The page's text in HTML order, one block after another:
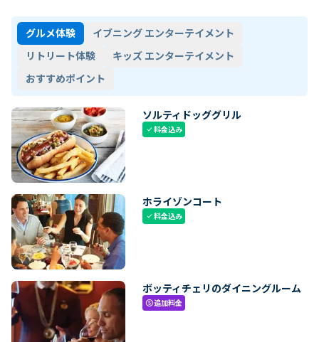
グルメ体験
イブニング エンターテイメント
リトリート体験
キッズ エンターテイメント
おすすめポイント
ソルティドッググリル
check料金込み
ホライゾンコート
check料金込み
ボッティチェリのダイニングルーム
paid追加料金